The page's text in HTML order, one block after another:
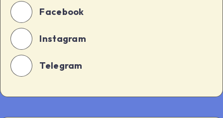
Facebook
Instagram
Telegram